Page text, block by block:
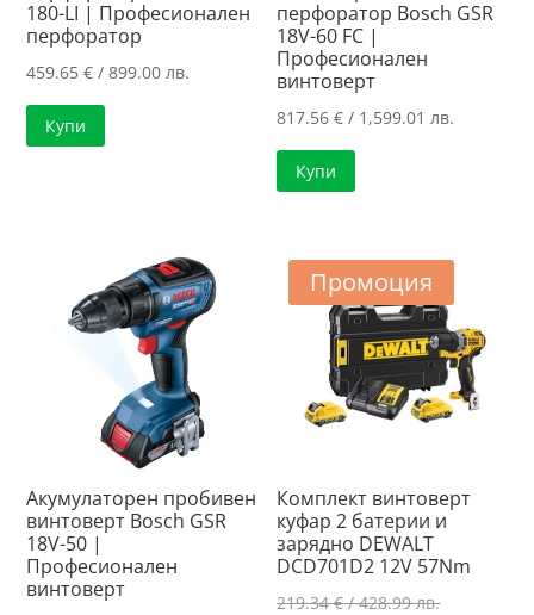
180-LI | Професионален
перфоратор
459.65€ / 899.00 лв.
Купи
перфоратор Bosch GSR
18V-60 FC |
Професионален
винтоверт
817.56€ / 1,599.01 лв.
Купи
Акумулаторен пробивен
винтоверт Bosch GSR
18V-50 |
Професионален
винтоверт
Промоция
Комплект винтоверт
куфар 2 батерии и
зарядно DEWALT
DCD701D2 12V 57Nm
219.34€/ 428.99 лв.Original